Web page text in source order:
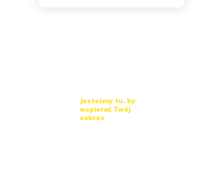
Jesteśmy tu, by
wspierać Twój
sukces